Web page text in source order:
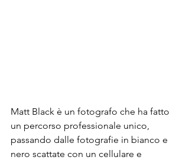
Matt Black è un fotografo che ha fatto
un percorso professionale unico,
passando dalle fotografie in bianco e
nero scattate con un cellulare e